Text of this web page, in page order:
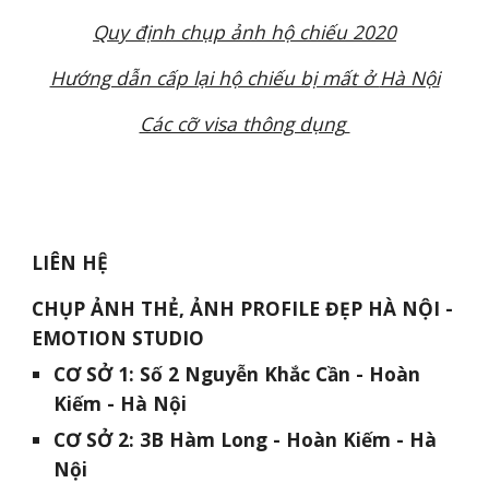
Quy định chụp ảnh hộ chiếu 2020
Hướng dẫn cấp lại hộ chiếu bị mất ởHà Nội
Các cỡ visa thông dụng
LIÊN HỆ
CHỤP ẢNH THẺ, ẢNH PROFILE ĐẸP HÀ NỘI -
EMOTION STUDIO
CƠ SỞ 1: Số 2 Nguyễn Khắc Cần - Hoàn
Kiếm - Hà Nội
CƠ SỞ 2: 3B Hàm Long - Hoàn Kiếm - Hà
Nội